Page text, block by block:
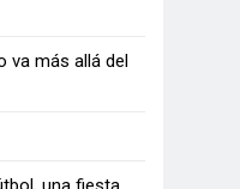
va más allá del